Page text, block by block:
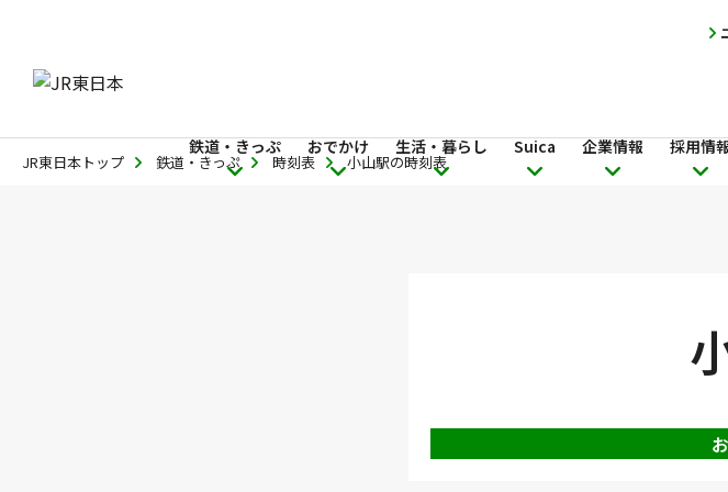
鉄道・きっぷ おでかけ 生活・暮らし Suica 企業情報 採用情
JR東日本トップ 鉄道・きっぷ 時刻表 小山駅の時刻表